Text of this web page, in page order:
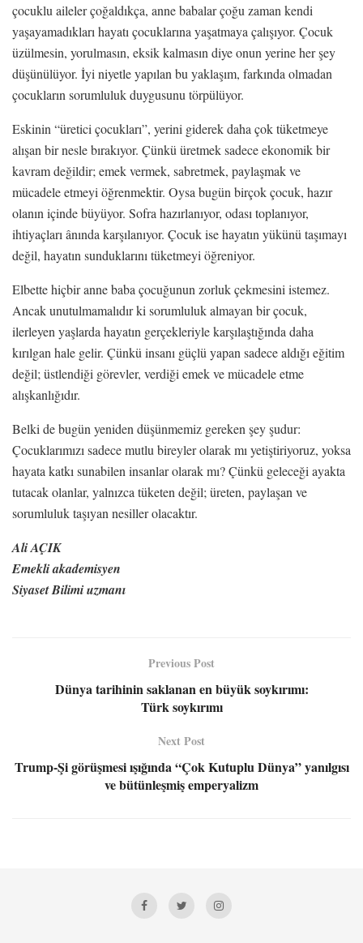
çocuklu aileler çoğaldıkça, anne babalar çoğu zaman kendi
yaşayamadıkları hayatı çocuklarına yaşatmaya çalışıyor. Çocuk
üzülmesin, yorulmasın, eksik kalmasın diye onun yerine her şey
düşünülüyor. İyi niyetle yapılan bu yaklaşım, farkında olmadan
çocukların sorumluluk duygusunu törpülüyor.
Eskinin “üretici çocukları”, yerini giderek daha çok tüketmeye
alışan bir nesle bırakıyor. Çünkü üretmek sadece ekonomik bir
kavram değildir; emek vermek, sabretmek, paylaşmak ve
mücadele etmeyi öğrenmektir. Oysa bugün birçok çocuk, hazır
olanın içinde büyüyor. Sofra hazırlanıyor, odası toplanıyor,
ihtiyaçları ânında karşılanıyor. Çocuk ise hayatın yükünü taşımayı
değil, hayatın sunduklarını tüketmeyi öğreniyor.
Elbette hiçbir anne baba çocuğunun zorluk çekmesini istemez.
Ancak unutulmamalıdır ki sorumluluk almayan bir çocuk,
ilerleyen yaşlarda hayatın gerçekleriyle karşılaştığında daha
kırılgan hale gelir. Çünkü insanı güçlü yapan sadece aldığı eğitim
değil; üstlendiği görevler, verdiği emek ve mücadele etme
alışkanlığıdır.
Belki de bugün yeniden düşünmemiz gereken şey şudur:
Çocuklarımızı sadece mutlu bireyler olarak mı yetiştiriyoruz, yoksa
hayata katkı sunabilen insanlar olarak mı? Çünkü geleceği ayakta
tutacak olanlar, yalnızca tüketen değil; üreten, paylaşan ve
sorumluluk taşıyan nesiller olacaktır.
Ali AÇIK
Emekli akademisyen
Siyaset Bilimi uzmanı
Previous Post
Dünya tarihinin saklanan en büyük soykırımı:
Türk soykırımı
Next Post
Trump-Şi görüşmesi ışığında “Çok Kutuplu Dünya” yanılgısı
ve bütünleşmiş emperyalizm